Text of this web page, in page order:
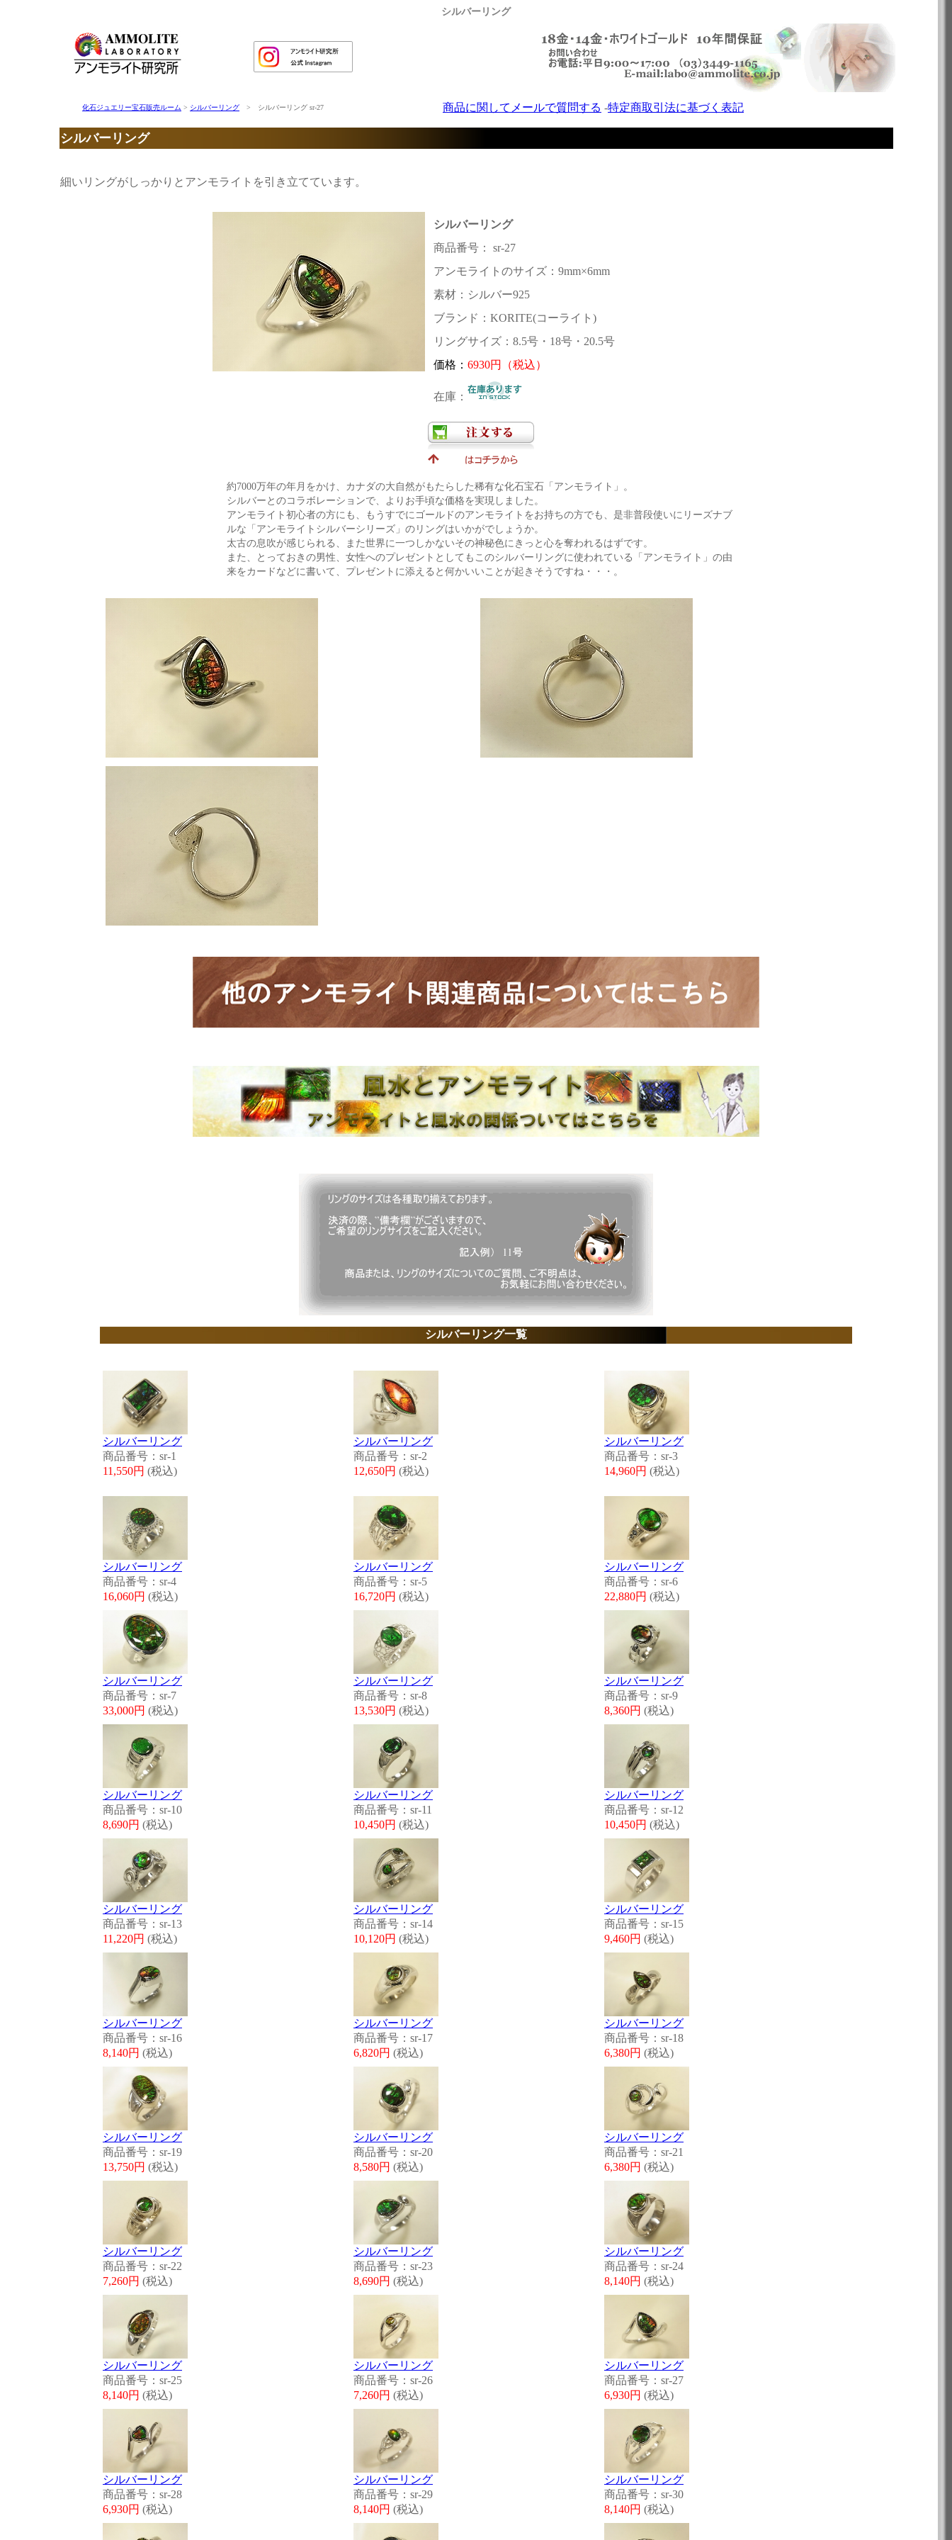
シルバーリング
化石ジュエリー宝石販売ルーム > シルバーリング > シルバーリング sr-27 商品に関してメールで質問する -特定商取引法に基づく表記
シルバーリング
細いリングがしっかりとアンモライトを引き立てています。
シルバーリング
商品番号： sr-27
アンモライトのサイズ：9mm×6mm
素材：シルバー925
ブランド：KORITE(コーライト)
リングサイズ：8.5号・18号・20.5号
価格： 6930円（税込）
在庫：
約7000万年の年月をかけ、カナダの大自然がもたらした稀有な化石宝石「アンモライト」。
シルバーとのコラボレーションで、よりお手頃な価格を実現しました。
アンモライト初心者の方にも、もうすでにゴールドのアンモライトをお持ちの方でも、是非普段使いにリーズナブ
ルな「アンモライトシルバーシリーズ」のリングはいかがでしょうか。
太古の息吹が感じられる、また世界に一つしかないその神秘色にきっと心を奪われるはずです。
また、とっておきの男性、女性へのプレゼントとしてもこのシルバーリングに使われている「アンモライト」の由
来をカードなどに書いて、プレゼントに添えると何かいいことが起きそうですね・・・。
シルバーリング一覧
シルバーリング
商品番号：sr-1
11,550円 (税込)
シルバーリング
商品番号：sr-2
12,650円 (税込)
シルバーリング
商品番号：sr-3
14,960円 (税込)
シルバーリング
商品番号：sr-4
16,060円 (税込)
シルバーリング
商品番号：sr-5
16,720円 (税込)
シルバーリング
商品番号：sr-6
22,880円 (税込)
シルバーリング
商品番号：sr-7
33,000円 (税込)
シルバーリング
商品番号：sr-8
13,530円 (税込)
シルバーリング
商品番号：sr-9
8,360円 (税込)
シルバーリング
商品番号：sr-10
8,690円 (税込)
シルバーリング
商品番号：sr-11
10,450円 (税込)
シルバーリング
商品番号：sr-12
10,450円 (税込)
シルバーリング
商品番号：sr-13
11,220円 (税込)
シルバーリング
商品番号：sr-14
10,120円 (税込)
シルバーリング
商品番号：sr-15
9,460円 (税込)
シルバーリング
商品番号：sr-16
8,140円 (税込)
シルバーリング
商品番号：sr-17
6,820円 (税込)
シルバーリング
商品番号：sr-18
6,380円 (税込)
シルバーリング
商品番号：sr-19
13,750円 (税込)
シルバーリング
商品番号：sr-20
8,580円 (税込)
シルバーリング
商品番号：sr-21
6,380円 (税込)
シルバーリング
商品番号：sr-22
7,260円 (税込)
シルバーリング
商品番号：sr-23
8,690円 (税込)
シルバーリング
商品番号：sr-24
8,140円 (税込)
シルバーリング
商品番号：sr-25
8,140円 (税込)
シルバーリング
商品番号：sr-26
7,260円 (税込)
シルバーリング
商品番号：sr-27
6,930円 (税込)
シルバーリング
商品番号：sr-28
6,930円 (税込)
シルバーリング
商品番号：sr-29
8,140円 (税込)
シルバーリング
商品番号：sr-30
8,140円 (税込)